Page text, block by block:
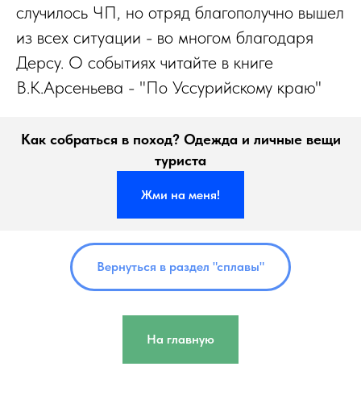
случилось ЧП, но отряд благополучно вышел
из всех ситуации - во многом благодаря
Дерсу. О событиях читайте в книге
В.К.Арсеньева - "По Уссурийскому краю"
Как собраться в поход? Одежда и личные вещи
туриста
Жми на меня!
Вернуться в раздел "сплавы"
На главную